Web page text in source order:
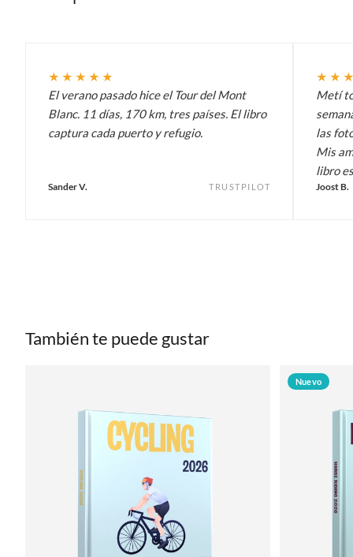
★★★★★
El verano pasado hice el Tour del Mont
Blanc. 11 días, 170 km, tres países. El libro
captura cada puerto y refugio.
Sander V. TRUSTPILOT
Metí
las
Mis
libro
Joost B.
También te puede gustar
Nuevo